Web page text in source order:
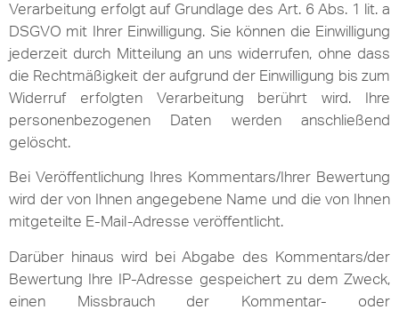
Verarbeitung erfolgt auf Grundlage des Art. 6 Abs. 1 lit. a
DSGVO mit Ihrer Einwilligung. Sie können die Einwilligung
jederzeit durch Mitteilung an uns widerrufen, ohne dass
die Rechtmäßigkeit der aufgrund der Einwilligung bis zum
Widerruf erfolgten Verarbeitung berührt wird. Ihre
personenbezogenen Daten werden anschließend
gelöscht.
Bei Veröffentlichung Ihres Kommentars/Ihrer Bewertung
wird der von Ihnen angegebene Name und die von Ihnen
mitgeteilte E-Mail-Adresse veröffentlicht.
Darüber hinaus wird bei Abgabe des Kommentars/der
Bewertung Ihre IP-Adresse gespeichert zu dem Zweck,
einen Missbrauch der Kommentar- oder